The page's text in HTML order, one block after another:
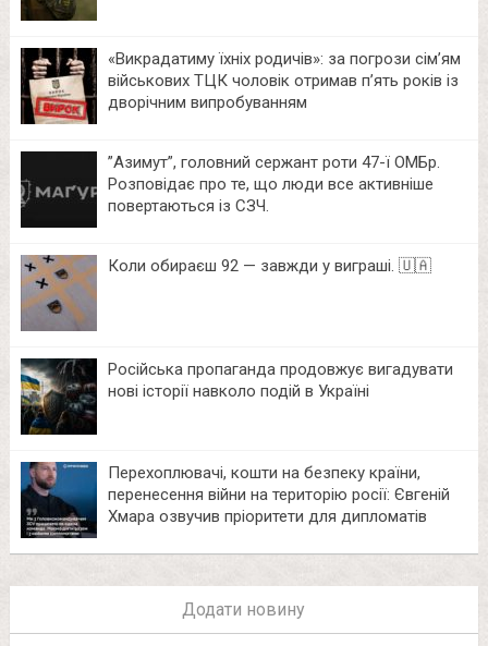
«Викрадатиму їхніх родичів»: за погрози сім’ям
військових ТЦК чоловік отримав п’ять років із
дворічним випробуванням
⁨”Азимут”, головний сержант роти 47-ї ОМБр.
Розповідає про те, що люди все активніше
повертаються із СЗЧ.
Коли обираєш 92 — завжди у виграші. 🇺🇦
Російська пропаганда продовжує вигадувати
нові історії навколо подій в Україні
Перехоплювачі, кошти на безпеку країни,
перенесення війни на територію росії: Євгеній
Хмара озвучив пріоритети для дипломатів
Додати новину